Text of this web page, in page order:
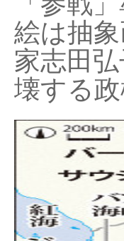
絵は抽
家志田
壊する